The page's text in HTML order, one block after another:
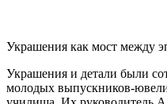
Украшения как мост между
Украшения и детали были
молодых выпускников-